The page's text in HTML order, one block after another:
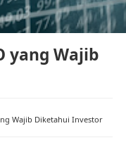
yang Wajib
Wajib Diketahui Investor